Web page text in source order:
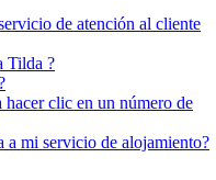
de atención al cliente
Tilda ?
hacer clic en un número de
mi servicio de alojamiento?